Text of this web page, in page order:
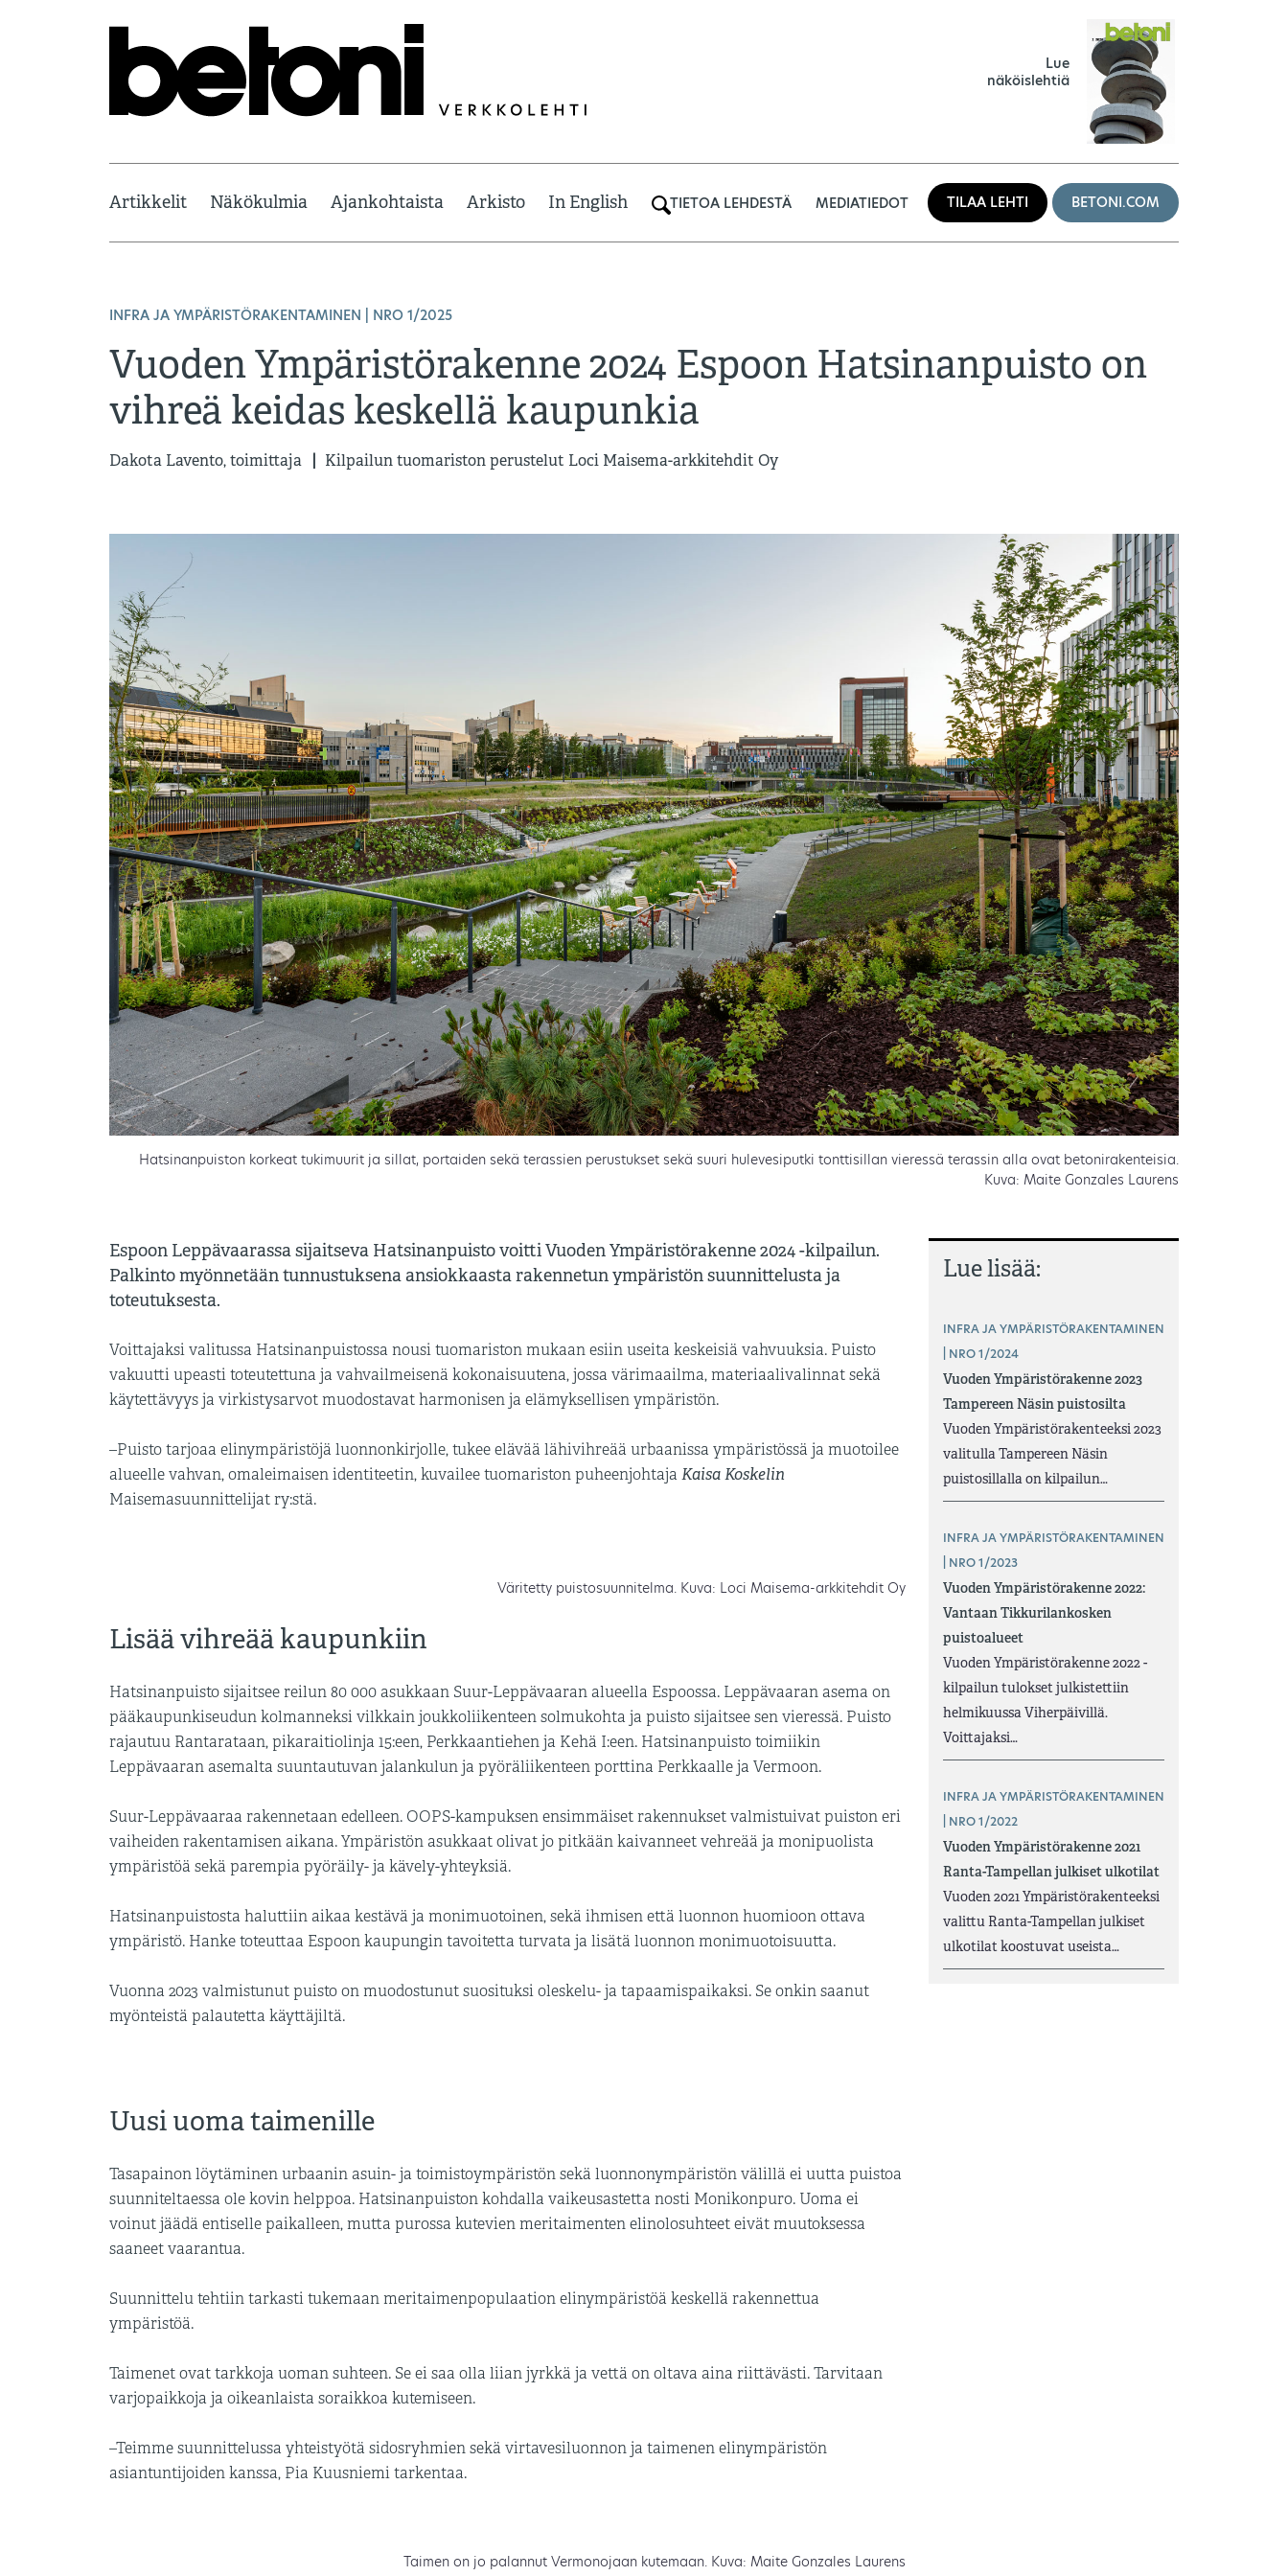
Lue
näköislehtiä
Artikkelit Näkökulmia Ajankohtaista Arkisto In English TIETOA LEHDESTÄ MEDIATIEDOT TILAA LEHTI BETONI.COM
INFRA JA YMPÄRISTÖRAKENTAMINEN | NRO 1/2025
Vuoden Ympäristörakenne 2024 Espoon Hatsinanpuisto on
vihreä keidas keskellä kaupunkia
Dakota Lavento, toimittaja Kilpailun tuomariston perustelut Loci Maisema-arkkitehdit Oy
Hatsinanpuiston korkeat tukimuurit ja sillat, portaiden sekä terassien perustukset sekä suuri hulevesiputki tonttisillan vieressä terassin alla ovat betonirakenteisia.
Kuva: Maite Gonzales Laurens
Espoon Leppävaarassa sijaitseva Hatsinanpuisto voitti Vuoden Ympäristörakenne 2024 -kilpailun.
Palkinto myönnetään tunnustuksena ansiokkaasta rakennetun ympäristön suunnittelusta ja
toteutuksesta.
Voittajaksi valitussa Hatsinanpuistossa nousi tuomariston mukaan esiin useita keskeisiä vahvuuksia. Puisto
vakuutti upeasti toteutettuna ja vahvailmeisenä kokonaisuutena, jossa värimaailma, materiaalivalinnat sekä
käytettävyys ja virkistysarvot muodostavat harmonisen ja elämyksellisen ympäristön.
–Puisto tarjoaa elinympäristöjä luonnonkirjolle, tukee elävää lähivihreää urbaanissa ympäristössä ja muotoilee
alueelle vahvan, omaleimaisen identiteetin, kuvailee tuomariston puheenjohtaja Kaisa Koskelin
Maisemasuunnittelijat ry:stä.
Väritetty puistosuunnitelma. Kuva: Loci Maisema-arkkitehdit Oy
Lisää vihreää kaupunkiin
Hatsinanpuisto sijaitsee reilun 80 000 asukkaan Suur-Leppävaaran alueella Espoossa. Leppävaaran asema on
pääkaupunkiseudun kolmanneksi vilkkain joukkoliikenteen solmukohta ja puisto sijaitsee sen vieressä. Puisto
rajautuu Rantarataan, pikaraitiolinja 15:een, Perkkaantiehen ja Kehä I:een. Hatsinanpuisto toimiikin
Leppävaaran asemalta suuntautuvan jalankulun ja pyöräliikenteen porttina Perkkaalle ja Vermoon.
Suur-Leppävaaraa rakennetaan edelleen. OOPS-kampuksen ensimmäiset rakennukset valmistuivat puiston eri
vaiheiden rakentamisen aikana. Ympäristön asukkaat olivat jo pitkään kaivanneet vehreää ja monipuolista
ympäristöä sekä parempia pyöräily- ja kävely-yhteyksiä.
Hatsinanpuistosta haluttiin aikaa kestävä ja monimuotoinen, sekä ihmisen että luonnon huomioon ottava
ympäristö. Hanke toteuttaa Espoon kaupungin tavoitetta turvata ja lisätä luonnon monimuotoisuutta.
Vuonna 2023 valmistunut puisto on muodostunut suosituksi oleskelu- ja tapaamispaikaksi. Se onkin saanut
myönteistä palautetta käyttäjiltä.
Uusi uoma taimenille
Tasapainon löytäminen urbaanin asuin- ja toimistoympäristön sekä luonnonympäristön välillä ei uutta puistoa
suunniteltaessa ole kovin helppoa. Hatsinanpuiston kohdalla vaikeusastetta nosti Monikonpuro. Uoma ei
voinut jäädä entiselle paikalleen, mutta purossa kutevien meritaimenten elinolosuhteet eivät muutoksessa
saaneet vaarantua.
Suunnittelu tehtiin tarkasti tukemaan meritaimenpopulaation elinympäristöä keskellä rakennettua
ympäristöä.
Taimenet ovat tarkkoja uoman suhteen. Se ei saa olla liian jyrkkä ja vettä on oltava aina riittävästi. Tarvitaan
varjopaikkoja ja oikeanlaista soraikkoa kutemiseen.
–Teimme suunnittelussa yhteistyötä sidosryhmien sekä virtavesiluonnon ja taimenen elinympäristön
asiantuntijoiden kanssa, Pia Kuusniemi tarkentaa.
Taimen on jo palannut Vermonojaan kutemaan. Kuva: Maite Gonzales Laurens
Lue lisää:
INFRA JA YMPÄRISTÖRAKENTAMINEN
| NRO 1/2024
Vuoden Ympäristörakenne 2023
Tampereen Näsin puistosilta
Vuoden Ympäristörakenteeksi 2023
valitulla Tampereen Näsin
puistosillalla on kilpailun…
INFRA JA YMPÄRISTÖRAKENTAMINEN
| NRO 1/2023
Vuoden Ympäristörakenne 2022:
Vantaan Tikkurilankosken
puistoalueet
Vuoden Ympäristörakenne 2022 -
kilpailun tulokset julkistettiin
helmikuussa Viherpäivillä.
Voittajaksi…
INFRA JA YMPÄRISTÖRAKENTAMINEN
| NRO 1/2022
Vuoden Ympäristörakenne 2021
Ranta-Tampellan julkiset ulkotilat
Vuoden 2021 Ympäristörakenteeksi
valittu Ranta-Tampellan julkiset
ulkotilat koostuvat useista…